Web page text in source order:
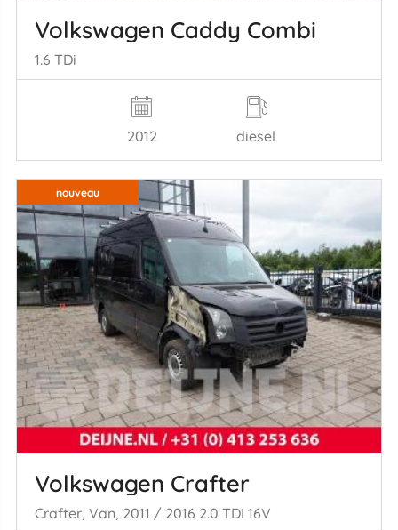
Volkswagen Caddy Combi
1.6 TDi
2012 diesel
nouveau
Volkswagen Crafter
Crafter, Van, 2011 / 2016 2.0 TDI 16V